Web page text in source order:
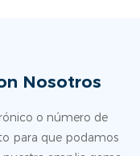
Nosotros
o número de
para que podamos